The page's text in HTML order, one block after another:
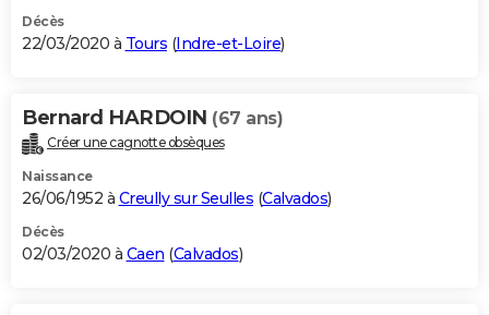
Décès
22/03/2020 à Tours (Indre-et-Loire)
Bernard HARDOIN (67 ans)
Créer une cagnotte obsèques
Naissance
26/06/1952 à Creully sur Seulles (Calvados)
Décès
02/03/2020 à Caen (Calvados)